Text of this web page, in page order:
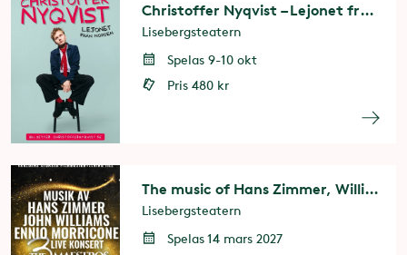
Christoffer Nyqvist – Lejonet från Norden
Lisebergsteatern
Spelas 9-10 okt
Pris 480 kr
The music of Hans Zimmer, Williams & Morricone
Lisebergsteatern
Spelas 14 mars 2027